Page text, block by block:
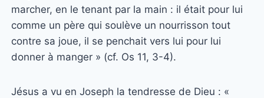
marcher, en le tenant par la main : il était pour lui
comme un père qui soulève un nourrisson tout
contre sa joue, il se penchait vers lui pour lui
donner à manger » (cf. Os 11, 3-4).
Jésus a vu en Joseph la tendresse de Dieu : «